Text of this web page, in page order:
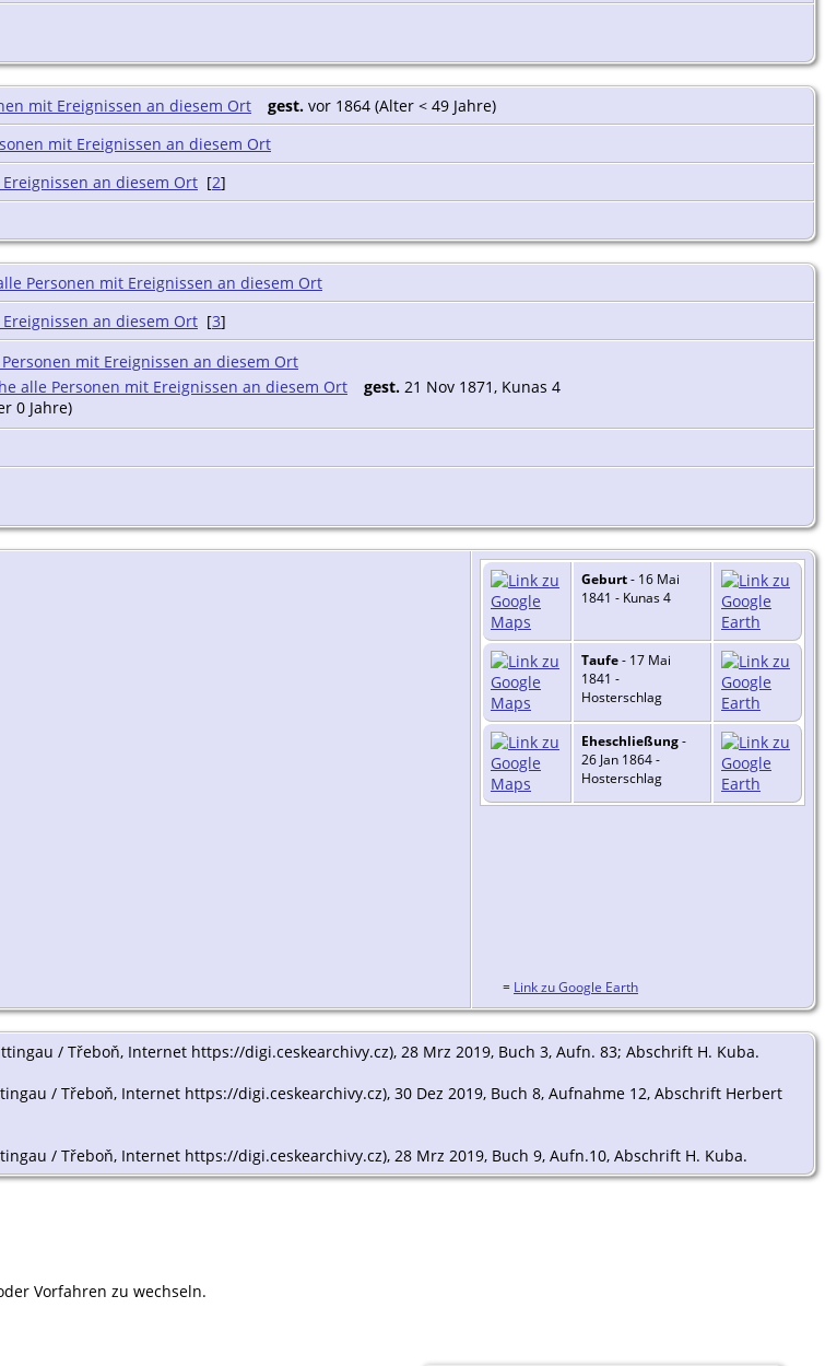
gest. vor 1864 (Alter < 49 Jahre)
[2]
[3]
gest. 21 Nov 1871, Kunas 4
0 Jahre)
Geburt- 16 Mai
1841 - Kunas 4
Taufe- 17 Mai
1841 -
Hosterschlag
Eheschließung-
26 Jan 1864 -
Hosterschlag
= Link zu Google Earth
/ Třeboň, Internet https://digi.ceskearchivy.cz), 28 Mrz 2019, Buch 3, Aufn. 83; Abschrift H. Kuba.
/ Třeboň, Internet https://digi.ceskearchivy.cz), 30 Dez 2019, Buch 8, Aufnahme 12, Abschrift Herbert
/ Třeboň, Internet https://digi.ceskearchivy.cz), 28 Mrz 2019, Buch 9, Aufn.10, Abschrift H. Kuba.
Vorfahren zu wechseln.